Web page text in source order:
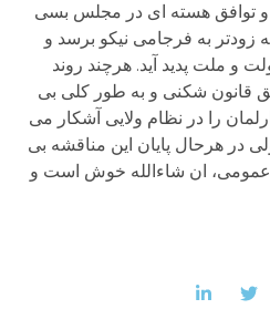
و توافق هسته ای در مجلس بسی
زودتر به فرجامی نیکو برسد و
و ملت پدید آید. هرچند روند
قانون شکنی و به طور کلی بی
را در نظام ولایی آشکار می
در هرحال پایان این مناقشه بی
ان شاءالله خوش است و